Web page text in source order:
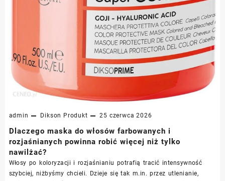
admin Dikson Produkt 25 czerwca 2026
Dlaczego maska do włosów farbowanych i
rozjaśnianych powinna robić więcej niż tylko
nawilżać?
Włosy po koloryzacji i rozjaśnianiu potrafią tracić intensywność
szybciej, niżbyśmy chcieli. Dzieje się tak m.in. przez utlenianie,